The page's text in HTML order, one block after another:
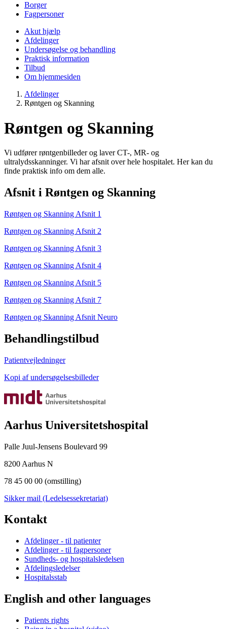
Borger
Fagpersoner
Akut hjælp
Afdelinger
Undersøgelse og behandling
Praktisk information
Tilbud
Om hjemmesiden
Afdelinger
Røntgen og Skanning
Røntgen og Skanning
Vi udfører røntgenbilleder og laver CT-, MR- og
ultralydsskanninger. Vi har afsnit over hele hospitalet. Her kan du
finde praktisk info om dem alle.
Afsnit i Røntgen og Skanning
Røntgen og Skanning Afsnit 1
Røntgen og Skanning Afsnit 2
Røntgen og Skanning Afsnit 3
Røntgen og Skanning Afsnit 4
Røntgen og Skanning Afsnit 5
Røntgen og Skanning Afsnit 7
Røntgen og Skanning Afsnit Neuro
Behandlingstilbud
Patientvejledninger
Kopi af undersøgelsesbilleder
Aarhus Universitetshospital
Palle Juul-Jensens Boulevard 99
8200 Aarhus N
78 45 00 00 (omstilling)
Sikker mail (Ledelsessekretariat)
Kontakt
Afdelinger - til patienter
Afdelinger - til fagpersoner
Sundheds- og hospitalsledelsen
Afdelingsledelser
Hospitalsstab
English and other languages
Patients rights